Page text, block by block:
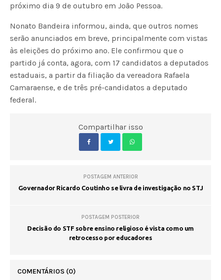
próximo dia 9 de outubro em João Pessoa.
Nonato Bandeira informou, ainda, que outros nomes
serão anunciados em breve, principalmente com vistas
às eleições do próximo ano. Ele confirmou que o
partido já conta, agora, com 17 candidatos a deputados
estaduais, a partir da filiação da vereadora Rafaela
Camaraense, e de três pré-candidatos a deputado
federal.
Compartilhar isso
POSTAGEM ANTERIOR
Governador Ricardo Coutinho se livra de investigação no STJ
POSTAGEM POSTERIOR
Decisão do STF sobre ensino religioso é vista como um
retrocesso por educadores
COMENTÁRIOS (0)